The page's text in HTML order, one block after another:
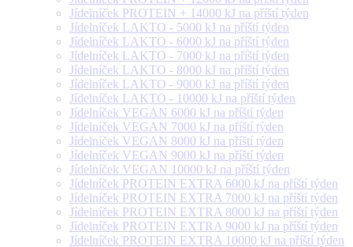
Jídelníček PROTEIN + 14000 kJ na příští týden
Jídelníček LAKTO - 5000 kJ na příští týden
Jídelníček LAKTO - 6000 kJ na příští týden
Jídelníček LAKTO - 7000 kJ na příští týden
Jídelníček LAKTO - 8000 kJ na příští týden
Jídelníček LAKTO - 9000 kJ na příští týden
Jídelníček LAKTO - 10000 kJ na příští týden
Jídelníček VEGAN 6000 kJ na příští týden
Jídelníček VEGAN 7000 kJ na příští týden
Jídelníček VEGAN 8000 kJ na příští týden
Jídelníček VEGAN 9000 kJ na příští týden
Jídelníček VEGAN 10000 kJ na příští týden
Jídelníček PROTEIN EXTRA 6000 kJ na příští týden
Jídelníček PROTEIN EXTRA 7000 kJ na příští týden
Jídelníček PROTEIN EXTRA 8000 kJ na příští týden
Jídelníček PROTEIN EXTRA 9000 kJ na příští týden
Jídelníček PROTEIN EXTRA 10000 kJ na příští týden